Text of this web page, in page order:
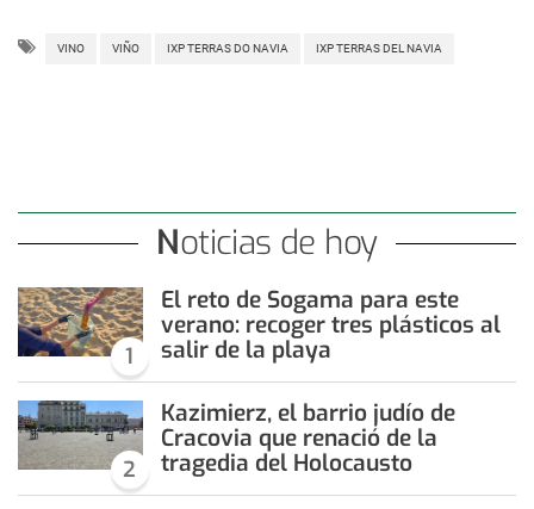
VINO VIÑO IXP TERRAS DO NAVIA IXP TERRAS DEL NAVIA
Noticias de hoy
1
El reto de Sogama para este
verano: recoger tres plásticos al
salir de la playa
2
Kazimierz, el barrio judío de
Cracovia que renació de la
tragedia del Holocausto